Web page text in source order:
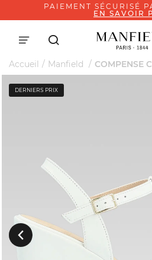
PAIEMENT SÉCURISÉ
EN SAVOIR
Accueil Manfield COMPENSE
Précedent
DERNIERS PRIX